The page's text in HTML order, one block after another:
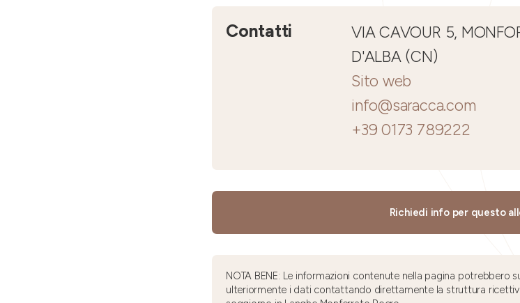
Contatti
VIA CAVOUR 5,
D'ALBA (CN)
Sito web
info@saracca.com
+39 0173 789222
Richiedi info per questo
NOTA BENE: Le informazioni contenute nella pagina potrebbero
ulteriormente i dati contattando direttamente la struttura